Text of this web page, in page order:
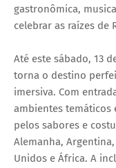
gastronômica,
celebrar as raízes de
Até este sábado, 13
torna o destino
imersiva. Com
ambientes temáticos
pelos sabores e
Alemanha,
Unidos e África. A